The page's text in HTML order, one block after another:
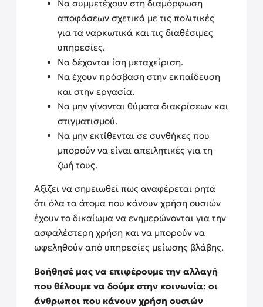
Να συμμετέχουν στη διαμόρφωση
αποφάσεων σχετικά με τις πολιτικές
για τα ναρκωτικά και τις διαθέσιμες
υπηρεσίες.
Να δέχονται ίση μεταχείριση.
Να έχουν πρόσβαση στην εκπαίδευση
και στην εργασία.
Να μην γίνονται θύματα διακρίσεων και
στιγματισμού.
Να μην εκτίθενται σε συνθήκες που
μπορούν να είναι απειλητικές για τη
ζωή τους.
Αξίζει να σημειωθεί πως αναφέρεται ρητά
ότι όλα τα άτομα που κάνουν χρήση ουσιών
έχουν το δικαίωμα να ενημερώνονται για την
ασφαλέστερη χρήση και να μπορούν να
ωφεληθούν από υπηρεσίες μείωσης βλάβης.
Βοήθησέ μας να επιφέρουμε την αλλαγή
που θέλουμε να δούμε στην κοινωνία: οι
άνθρωποι που κάνουν χρήση ουσιών